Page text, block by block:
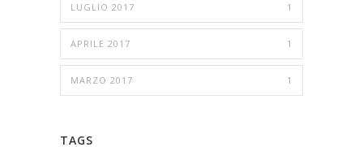
LUGLIO 2017 1
APRILE 2017 1
MARZO 2017 1
TAGS